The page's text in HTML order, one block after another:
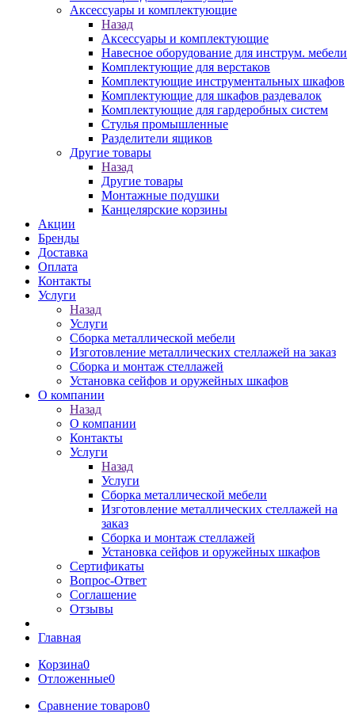
Аксессуары и комплектующие
Назад
Аксессуары и комплектующие
Навесное оборудование для инструм. мебели
Комплектующие для верстаков
Комплектующие инструментальных шкафов
Комплектующие для шкафов раздевалок
Комплектующие для гардеробных систем
Стулья промышленные
Разделители ящиков
Другие товары
Назад
Другие товары
Монтажные подушки
Канцелярские корзины
Акции
Бренды
Доставка
Оплата
Контакты
Услуги
Назад
Услуги
Сборка металлической мебели
Изготовление металлических стеллажей на заказ
Сборка и монтаж стеллажей
Установка сейфов и оружейных шкафов
О компании
Назад
О компании
Контакты
Услуги
Назад
Услуги
Сборка металлической мебели
Изготовление металлических стеллажей на
заказ
Сборка и монтаж стеллажей
Установка сейфов и оружейных шкафов
Сертификаты
Вопрос-Ответ
Соглашение
Отзывы
Главная
Корзина0
Отложенные0
Сравнение товаров0